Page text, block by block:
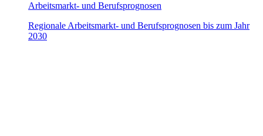
Arbeitsmarkt- und Berufsprognosen
Regionale Arbeitsmarkt- und Berufsprognosen bis zum Jahr
2030